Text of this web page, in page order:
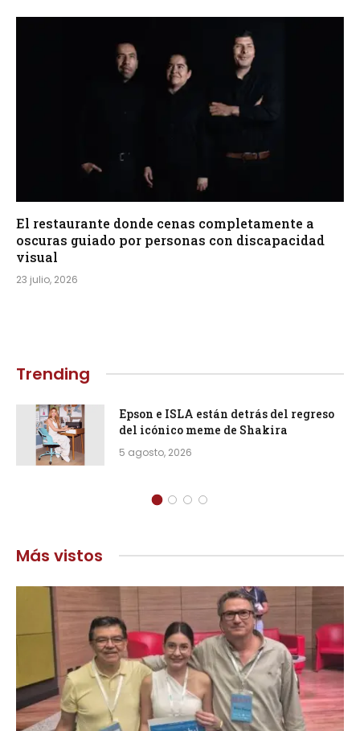
El restaurante donde cenas completamente a
oscuras guiado por personas con discapacidad
visual
23 julio, 2026
Trending
Epson e ISLA están detrás del regreso
del icónico meme de Shakira
5 agosto, 2026
Más vistos